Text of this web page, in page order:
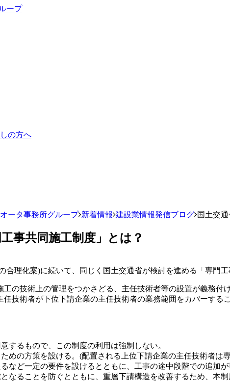
の方へ
ータ事務所グループ 新着情報 建設業情報発信ブログ 国土交
事共同施工制度」とは？
理化案)に続いて、同じく国土交通省が検討を進める「専門
の技術上の管理をつかさどる、主任技術者等の設置が義務
技術者が下位下請企業の主任技術者の業務範囲をカバーする
するもので、この制度の利用は強制しない。
めの方策を設ける。(配置される上位下請企業の主任技術者は専
など一定の要件を設けるとともに、工事の途中段階での追加が
なることを防ぐとともに、重層下請構造を改善するため、本